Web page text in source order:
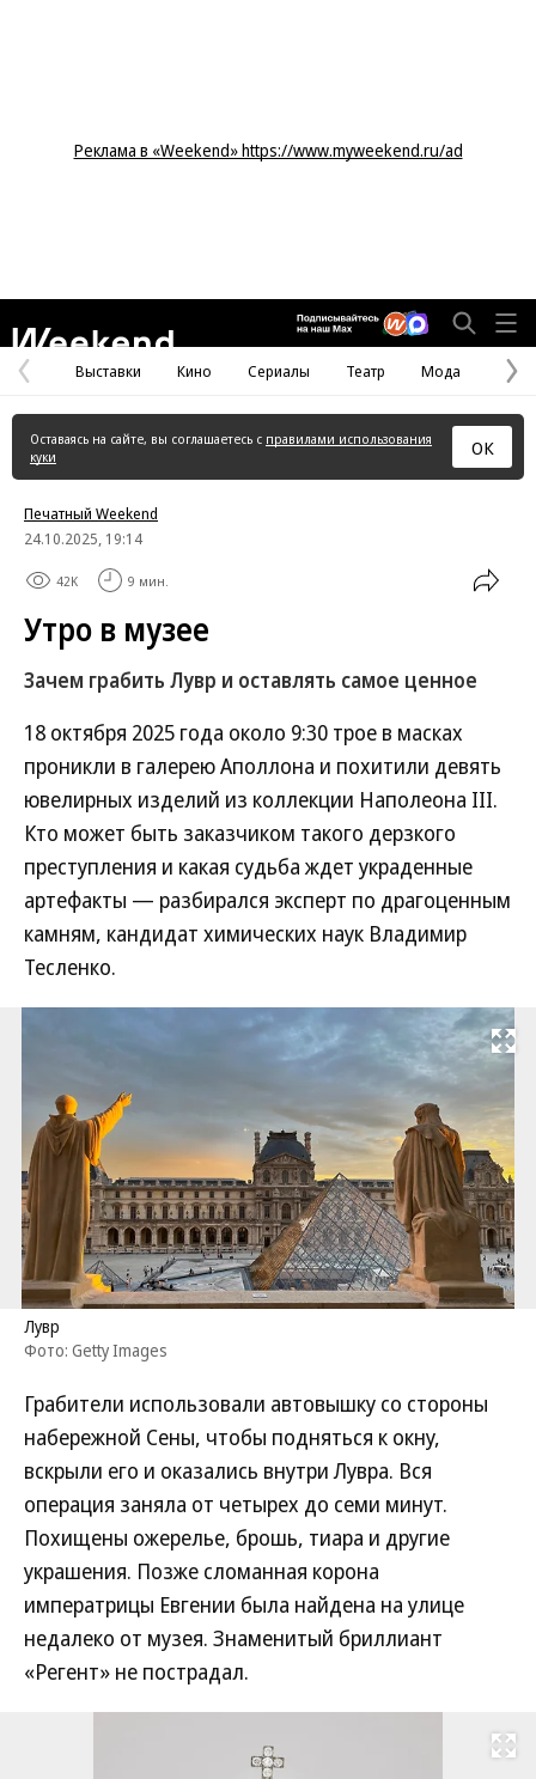
Реклама в «Weekend» https://www.myweekend.ru/ad
Предыдущая
страница
Выставки Кино Сериалы Театр Мода
Оставаясь на сайте, вы соглашаетесь с правилами использования
куки
ОК
Печатный Weekend
24.10.2025, 19:14
42K 9 мин.
Утро в музее
Зачем грабить Лувр и оставлять самое ценное
18 октября 2025 года около 9:30 трое в масках
проникли в галерею Аполлона и похитили девять
ювелирных изделий из коллекции Наполеона III.
Кто может быть заказчиком такого дерзкого
преступления и какая судьба ждет украденные
артефакты — разбирался эксперт по драгоценным
камням, кандидат химических наук Владимир
Тесленко.
Развернуть
Лувр
Фото: Getty Images
Грабители использовали автовышку со стороны
набережной Сены, чтобы подняться к окну,
вскрыли его и оказались внутри Лувра. Вся
операция заняла от четырех до семи минут.
Похищены ожерелье, брошь, тиара и другие
украшения. Позже сломанная корона
императрицы Евгении была найдена на улице
недалеко от музея. Знаменитый бриллиант
«Регент» не пострадал.
Развернуть